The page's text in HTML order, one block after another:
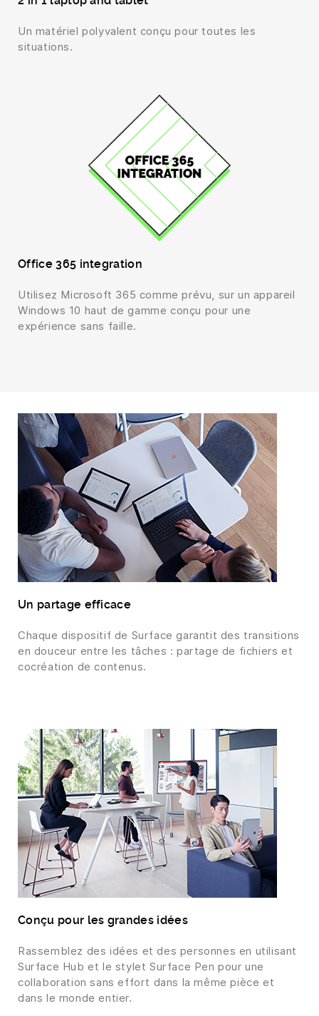
Un matériel polyvalent conçu pour toutes les
situations.
Office 365 integration
Utilisez Microsoft 365 comme prévu, sur un appareil
Windows 10 haut de gamme conçu pour une
expérience sans faille.
Un partage efficace
Chaque dispositif de Surface garantit des transitions
en douceur entre les tâches : partage de fichiers et
cocréation de contenus.
Conçu pour les grandes idées
Rassemblez des idées et des personnes en utilisant
Surface Hub et le stylet Surface Pen pour une
collaboration sans effort dans la même pièce et
dans le monde entier.